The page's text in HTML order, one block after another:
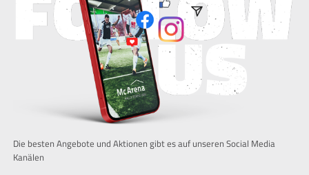
Die besten Angebote und Aktionen gibt es auf unseren Social Media
Kanälen